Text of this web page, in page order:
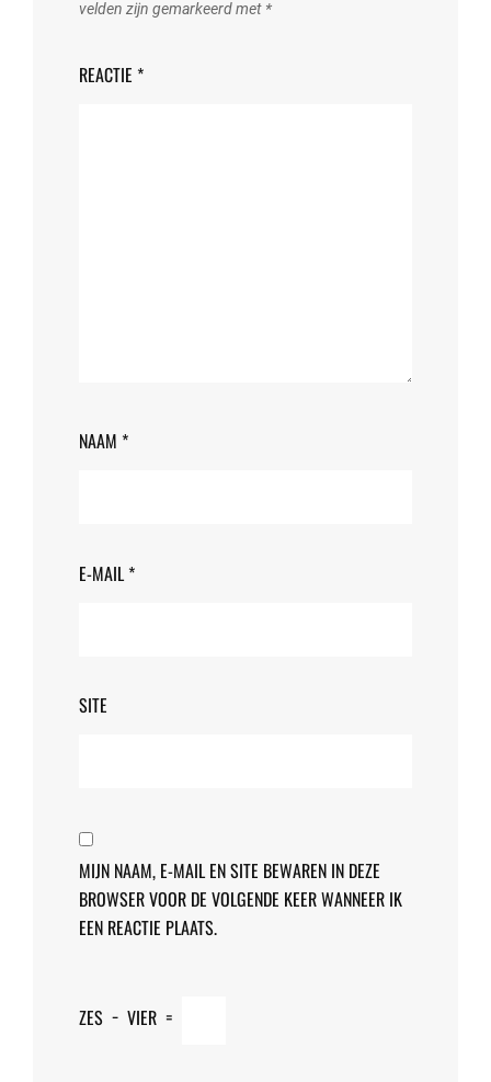
velden zijn gemarkeerd met *
REACTIE *
NAAM *
E-MAIL *
SITE
MIJN NAAM, E-MAIL EN SITE BEWAREN IN DEZE
BROWSER VOOR DE VOLGENDE KEER WANNEER IK
EEN REACTIE PLAATS.
ZES − VIER =